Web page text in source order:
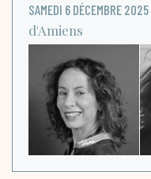
SAMEDI 6 DÉCEMBRE 2025
d'Amiens